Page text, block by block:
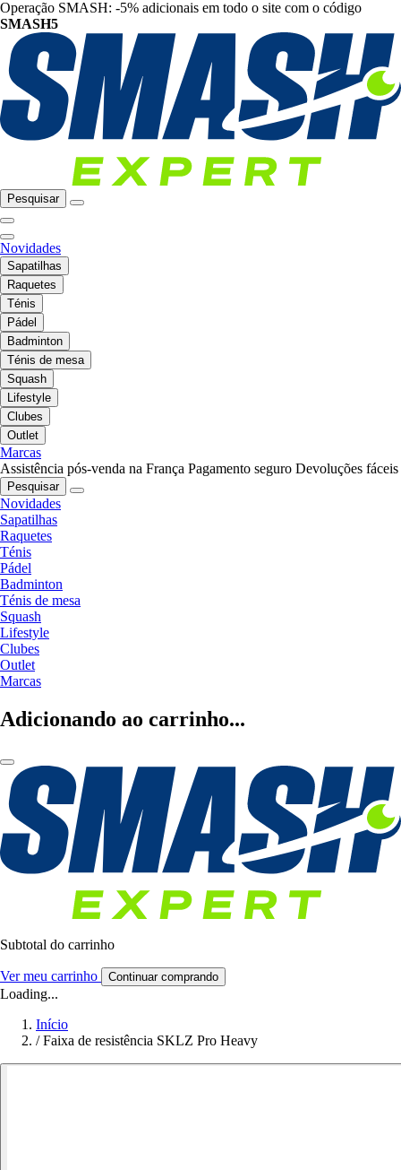
Operação SMASH: -5% adicionais em todo o site com o código
SMASH5
Pesquisar
Novidades
Sapatilhas
Raquetes
Ténis
Pádel
Badminton
Ténis de mesa
Squash
Lifestyle
Clubes
Outlet
Marcas
Assistência pós-venda na França Pagamento seguro Devoluções fáceis
Pesquisar
Novidades
Sapatilhas
Raquetes
Ténis
Pádel
Badminton
Ténis de mesa
Squash
Lifestyle
Clubes
Outlet
Marcas
Adicionando ao carrinho...
Subtotal do carrinho
Ver meu carrinho Continuar comprando
Loading...
Início
/ Faixa de resistência SKLZ Pro Heavy